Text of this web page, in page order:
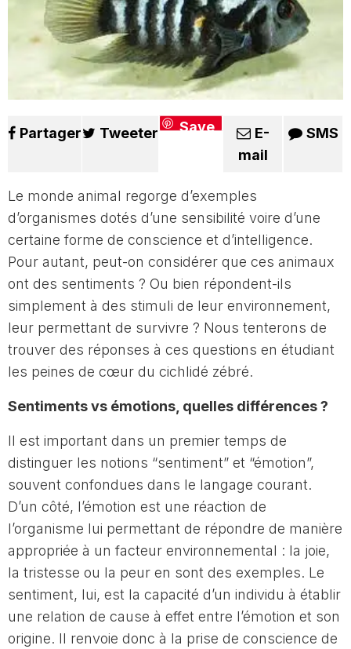
Partager Tweeter Save
E-
mail
SMS
Le monde animal regorge d’exemples
d’organismes dotés d’une sensibilité voire d’une
certaine forme de conscience et d’intelligence.
Pour autant, peut-on considérer que ces animaux
ont des sentiments ? Ou bien répondent-ils
simplement à des stimuli de leur environnement,
leur permettant de survivre ? Nous tenterons de
trouver des réponses à ces questions en étudiant
les peines de cœur du cichlidé zébré.
Sentiments vs émotions, quelles différences ?
Il est important dans un premier temps de
distinguer les notions “sentiment” et “émotion”,
souvent confondues dans le langage courant.
D’un côté, l’émotion est une réaction de
l’organisme lui permettant de répondre de manière
appropriée à un facteur environnemental : la joie,
la tristesse ou la peur en sont des exemples. Le
sentiment, lui, est la capacité d’un individu à établir
une relation de cause à effet entre l’émotion et son
origine. Il renvoie donc à la prise de conscience de